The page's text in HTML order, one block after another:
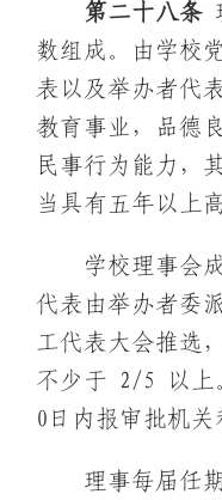
第二十八条
数组成。由学校
表以及举办者代
教育事业，品德
民事行为能力，
当具有五年以上
学校理事会
代表由举办者委
工代表大会推选
不少于 2/5 以上
0日内报审批机关
理事每届任